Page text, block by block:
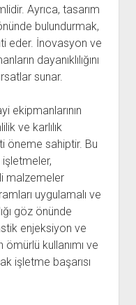
Ayrıca, tasarım
bulundurmak,
eder. İnovasyon ve
dayanıklılığını
sunar.
ekipmanlarının
ve karlılık
öneme sahiptir. Bu
işletmeler,
malzemeler
uygulamalı ve
göz önünde
enjeksiyon ve
ömürlü kullanımı ve
işletme başarısı